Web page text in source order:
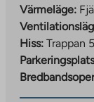
Värmeläge:
Hiss: Trappan